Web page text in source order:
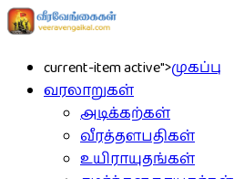
current-item active">முகப்பு
வரலாறுகள்
அடிக்கற்கள்
வீரத்தளபதிகள்
உயிராயுதங்கள்